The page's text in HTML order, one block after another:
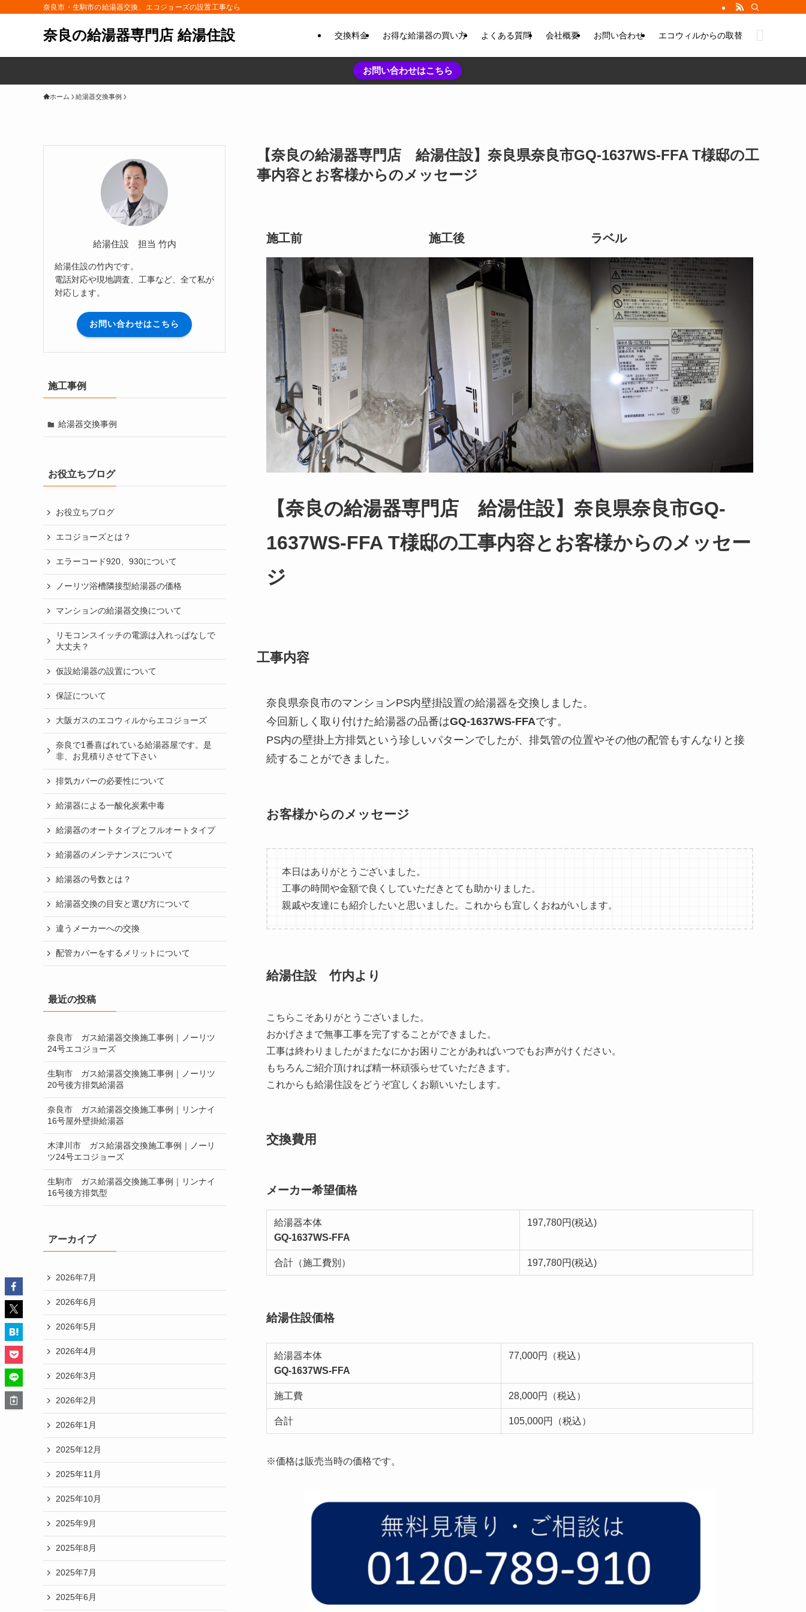
奈良市・生駒市の給湯器交換、エコジョーズの設置工事なら
奈良の給湯器専門店 給湯住設 交換料金 お得な給湯器の買い方 よくある質問 会社概要 お問い合わせ エコウィルからの取替
お問い合わせはこちら
ホーム 給湯器交換事例
【奈良の給湯器専門店 給湯住設】奈良県奈良市GQ-1637WS-FFA T様邸の工
事内容とお客様からのメッセージ
施工前 施工後 ラベル
【奈良の給湯器専門店 給湯住設】奈良県奈良市GQ-
1637WS-FFA T様邸の工事内容とお客様からのメッセー
ジ
工事内容
奈良県奈良市のマンションPS内壁掛設置の給湯器を交換しました。
今回新しく取り付けた給湯器の品番はGQ-1637WS-FFAです。
PS内の壁掛上方排気という珍しいパターンでしたが、排気管の位置やその他の配管もすんなりと接
続することができました。
お客様からのメッセージ
本日はありがとうございました。
工事の時間や金額で良くしていただきとても助かりました。
親戚や友達にも紹介したいと思いました。これからも宜しくおねがいします。
給湯住設 竹内より
こちらこそありがとうございました。
おかげさまで無事工事を完了することができました。
工事は終わりましたがまたなにかお困りごとがあればいつでもお声がけください。
もちろんご紹介頂ければ精一杯頑張らせていただきます。
これからも給湯住設をどうぞ宜しくお願いいたします。
交換費用
メーカー希望価格
給湯器本体
GQ-1637WS-FFA
197,780円(税込)
合計（施工費別） 197,780円(税込)
給湯住設価格
給湯器本体
GQ-1637WS-FFA
77,000円（税込）
施工費 28,000円（税込）
合計 105,000円（税込）
※価格は販売当時の価格です。
給湯住設 担当 竹内
給湯住設の竹内です。
電話対応や現地調査、工事など、全て私が
対応します。
お問い合わせはこちら
施工事例
給湯器交換事例
お役立ちブログ
お役立ちブログ
エコジョーズとは？
エラーコード920、930について
ノーリツ浴槽隣接型給湯器の価格
マンションの給湯器交換について
リモコンスイッチの電源は入れっぱなしで
大丈夫？
仮設給湯器の設置について
保証について
大阪ガスのエコウィルからエコジョーズ
奈良で1番喜ばれている給湯器屋です。是
非、お見積りさせて下さい
排気カバーの必要性について
給湯器による一酸化炭素中毒
給湯器のオートタイプとフルオートタイプ
給湯器のメンテナンスについて
給湯器の号数とは？
給湯器交換の目安と選び方について
違うメーカーへの交換
配管カバーをするメリットについて
最近の投稿
奈良市 ガス給湯器交換施工事例｜ノーリツ
24号エコジョーズ
生駒市 ガス給湯器交換施工事例｜ノーリツ
20号後方排気給湯器
奈良市 ガス給湯器交換施工事例｜リンナイ
16号屋外壁掛給湯器
木津川市 ガス給湯器交換施工事例｜ノーリ
ツ24号エコジョーズ
生駒市 ガス給湯器交換施工事例｜リンナイ
16号後方排気型
アーカイブ
2026年7月
2026年6月
2026年5月
2026年4月
2026年3月
2026年2月
2026年1月
2025年12月
2025年11月
2025年10月
2025年9月
2025年8月
2025年7月
2025年6月